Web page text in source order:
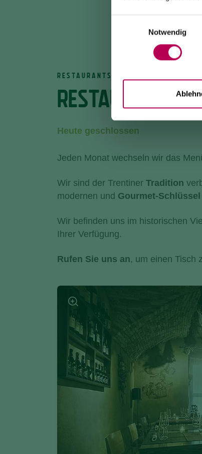
Notwendig
RESTAURANT
RESTAURANTS
Heute geschlossen
Jeden Monat wechseln wir das
Wir sind der Trentiner Tradition
modernen und Gourmet-Schlüssel
Wir befinden uns im historischen
Ihrer Verfügung.
Rufen Sie uns an, um einen Tisch